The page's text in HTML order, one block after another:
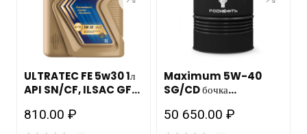
ULTRATEC FE 5w30 1л
API SN/CF, ILSAC GF-
810.00₽
Maximum 5W-40
SG/CD бочка
50 650.00₽